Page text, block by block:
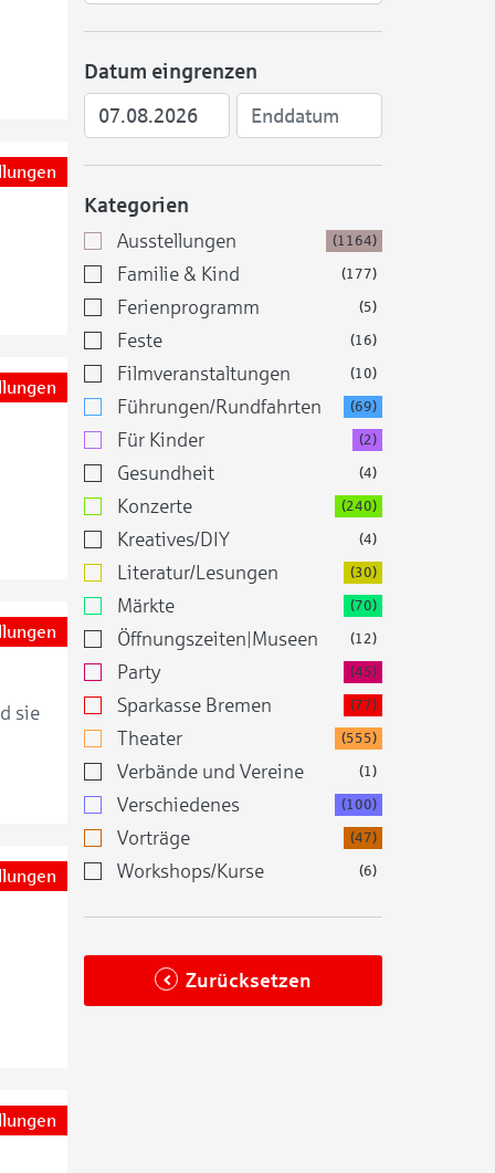
sie
Datum eingrenzen
Kategorien
Ausstellungen (1164)
Familie & Kind (177)
Ferienprogramm (5)
Feste (16)
Filmveranstaltungen (10)
Führungen/Rundfahrten (69)
Für Kinder (2)
Gesundheit (4)
Konzerte (240)
Kreatives/DIY (4)
Literatur/Lesungen (30)
Märkte (70)
Öffnungszeiten|Museen (12)
Party (45)
Sparkasse Bremen (77)
Theater (555)
Verbände und Vereine (1)
Verschiedenes (100)
Vorträge (47)
Workshops/Kurse (6)
Zurücksetzen